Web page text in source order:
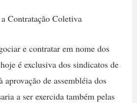
Contratação Coletiva
e contratar em nome dos
é exclusiva dos sindicatos de
aprovação de assembléia dos
a ser exercida também pelas